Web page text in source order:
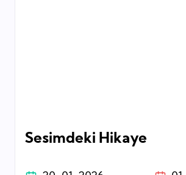
Sesimdeki Hikaye